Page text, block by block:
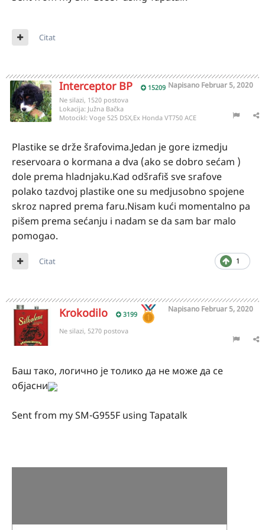
Citat
Interceptor BP 15209 Napisano Februar 5, 2020
Ne silazi, 1520 postova
Lokacija: Južna Bačka
Motocikl: Voge 525 DSX,Ex Honda VT750 ACE
Plastike se drže šrafovima.Jedan je gore izmedju
reservoara o kormana a dva (ako se dobro sećam )
dole prema hladnjaku.Kad odšrafiš sve srafove
polako tazdvoj plastike one su medjusobno spojene
skroz napred prema faru.Nisam kući momentalno pa
pišem prema sećanju i nadam se da sam bar malo
pomogao.
1
Citat
Krokodilo 3199
Napisano Februar 5, 2020
Ne silazi, 5270 postova
Баш тако, логично је толико да не може да се
објасни
Sent from my SM-G955F using Tapatalk